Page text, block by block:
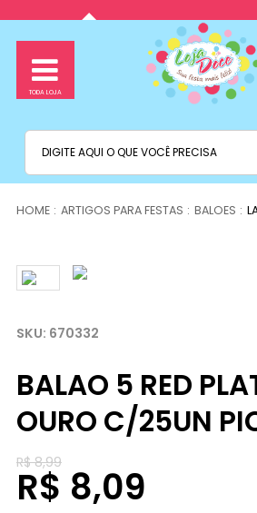
ARTIGOS PARA FESTAS BALOES
670332
BALAO 5 RED
OURO C/25UN
R$ 8,99
R$ 8,09